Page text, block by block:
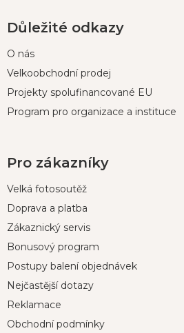
Důležité odkazy
O nás
Velkoobchodní prodej
Projekty spolufinancované EU
Program pro organizace a instituce
Pro zákazníky
Velká fotosoutěž
Doprava a platba
Zákaznický servis
Bonusový program
Postupy balení objednávek
Nejčastější dotazy
Reklamace
Obchodní podmínky